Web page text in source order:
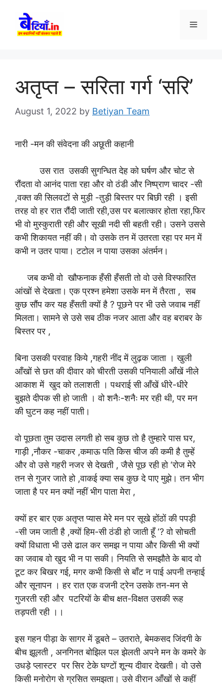
content
Menu
अतृप्त – सरिता गर्ग ‘सरि’
August 1, 2022 by Betiyan Team
नारी -मन की संवेदना की अछूती कहानी
उस रात उसकी सुगन्धित देह को घर्षण और चोट से
रौंदता वो आनंद पाता रहा और वो ठंडी और निष्प्राण चादर -सी
,वक्त की सिलवटों से मुड़ी -तुड़ी बिस्तर पर बिछी रही । इसी
तरह वो हर रात रौंदी जाती रही,उस पर बलात्कार होता रहा,फिर
भी वो मुस्कुराती रही और सूखी नदी सी बहती रही। उसने उससे
कभी शिकायत नहीं की। वो उसके तन में उतरता रहा पर मन में
कभी न उतर पाया। टटोल न पाया उसका अंतर्मन।
जब कभी वो खौफनाक हँसी हँसती तो वो उसे विस्फारित
आंखों से देखता। एक प्रश्न हमेशा उसके मन में तैरता , सब
कुछ सौंप कर यह हँसती क्यों है ? पूछने पर भी उसे जवाब नहीं
मिलता। सामने से उसे सब ठीक नजर आता और वह बराबर के
बिस्तर पर ,
बिना उसकी परवाह किये ,गहरी नींद में लुढ़क जाता । खुली
आँखों से छत की दीवार को चीरती उसकी पनियाली आँखें नीले
आकाश में खुद को तलाशती । पथराई सी आँखें धीरे-धीरे
बुझते दीपक सी हो जाती । वो शनैः-शनैः मर रही थी, पर मन
की घुटन कह नहीं पाती।
वो पूछता तुम उदास लगती हो सब कुछ तो है तुम्हारे पास घर,
गाड़ी ,नौकर -चाकर ,कमाऊ पति किस चीज की कमी है तुम्हें
और वो उसे गहरी नजर से देखती , जैसे पूछ रही हो ‘रोज मेरे
तन से गुजर जाते हो ,वाकई क्या सब कुछ दे पाए मुझे। तन भीग
जाता है पर मन क्यों नहीं भीग पाता मेरा ,
क्यों हर बार एक अतृप्त प्यास मेरे मन पर सूखे होंठों की पपड़ी
-सी जम जाती है ,क्यों हिम-सी ठंडी हो जाती हूँ ‘? वो सोचती
क्यों विधाता भी उसे ढाल कर समझ न पाया और किसी भी क्यों
का जवाब वो खुद भी न पा सकी। नियति से समझौते के बाद वो
टूट कर बिखर गई, मगर कभी किसी से बाँट न पाई अपनी तन्हाई
और सूनापन । हर रात एक वजनी ट्रेन उसके तन-मन से
गुजरती रही और पटरियों के बीच क्षत-विक्षत उसकी रूह
तड़पती रही ।।
इस गहन पीड़ा के सागर में डूबते – उतराते, बेमकसद जिंदगी के
बीच झूलती , अनगिनत बोझिल पल झेलती अपने मन के कमरे के
उधड़े प्लास्टर पर सिर टेके घण्टों शून्य दीवार देखती। वो उसे
किसी मनोरोग से ग्रसित समझता। उसे वीरान आँखों से कहीं